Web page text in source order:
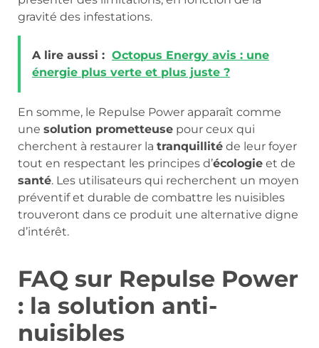
gravité des infestations.
A lire aussi : Octopus Energy avis : une
énergie plus verte et plus juste ?
En somme, le Repulse Power apparaît comme
une solution prometteuse pour ceux qui
cherchent à restaurer la tranquillité de leur foyer
tout en respectant les principes d’écologie et de
santé. Les utilisateurs qui recherchent un moyen
préventif et durable de combattre les nuisibles
trouveront dans ce produit une alternative digne
d’intérêt.
FAQ sur Repulse Power
: la solution anti-
nuisibles